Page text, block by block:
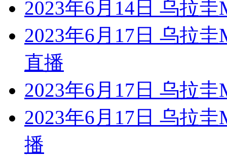
2023年6月14日 乌拉
2023年6月17日 乌拉
直播
2023年6月17日 乌拉
2023年6月17日 乌拉
播